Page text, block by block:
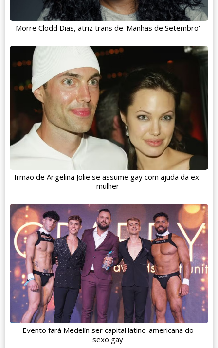
Morre Clodd Dias, atriz trans de 'Manhãs de Setembro'
Irmão de Angelina Jolie se assume gay com ajuda da ex-
mulher
Evento fará Medelín ser capital latino-americana do
sexo gay